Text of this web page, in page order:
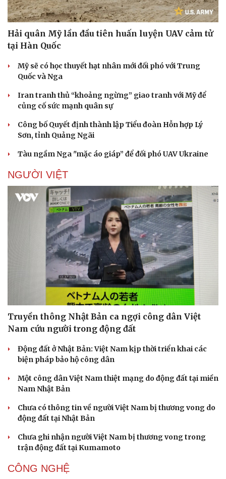
Dinh dưỡng - món ngon
Cây thuốc
Sản phụ khoa
Nhi khoa
Làm đẹp - giảm cân
Nhà đẹp
Tình yêu - Gia đình
Hải quân Mỹ lần đầu tiên huấn luyện UAV cảm tử
tại Hàn Quốc
Mỹ sẽ có học thuyết hạt nhân mới đối phó với Trung
Quốc và Nga
Iran tranh thủ “khoảng ngừng” giao tranh với Mỹ để
củng cố sức mạnh quân sự
Công bố Quyết định thành lập Tiểu đoàn Hỗn hợp Lý
Sơn, tỉnh Quảng Ngãi
Tàu ngầm Nga "mặc áo giáp” để đối phó UAV Ukraine
NGƯỜI VIỆT
Truyền thông Nhật Bản ca ngợi công dân Việt
Nam cứu người trong động đất
Động đất ở Nhật Bản: Việt Nam kịp thời triển khai các
biện pháp bảo hộ công dân
Một công dân Việt Nam thiệt mạng do động đất tại miền
Nam Nhật Bản
Chưa có thông tin về người Việt Nam bị thương vong do
động đất tại Nhật Bản
Chưa ghi nhận người Việt Nam bị thương vong trong
trận động đất tại Kumamoto
CÔNG NGHỆ